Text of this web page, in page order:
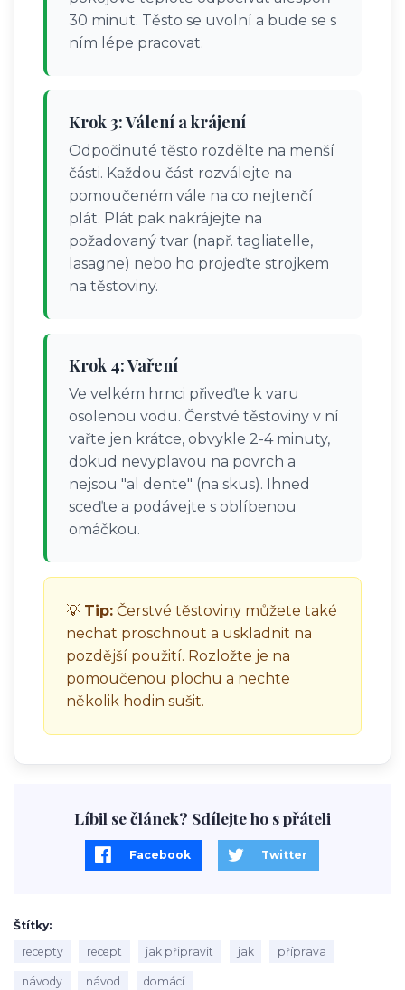
30 minut. Těsto se uvolní a bude se s
ním lépe pracovat.
Krok 3: Válení a krájení
Odpočinuté těsto rozdělte na menší
části. Každou část rozválejte na
pomoučeném vále na co nejtenčí
plát. Plát pak nakrájejte na
požadovaný tvar (např. tagliatelle,
lasagne) nebo ho projeďte strojkem
na těstoviny.
Krok 4: Vaření
Ve velkém hrnci přiveďte k varu
osolenou vodu. Čerstvé těstoviny v ní
vařte jen krátce, obvykle 2-4 minuty,
dokud nevyplavou na povrch a
nejsou "al dente" (na skus). Ihned
sceďte a podávejte s oblíbenou
omáčkou.
💡 Tip: Čerstvé těstoviny můžete také
nechat proschnout a uskladnit na
pozdější použití. Rozložte je na
pomoučenou plochu a nechte
několik hodin sušit.
Líbil se článek? Sdílejte ho s přáteli
Facebook Twitter
Štítky
recepty
recept jak připravit jak příprava
návody návod domácí